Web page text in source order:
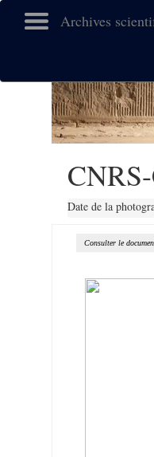
Archives
Date de la
Consulter le